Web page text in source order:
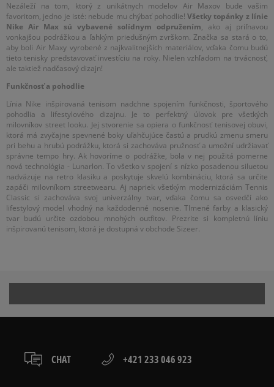
Nezáleží na tom, ktorý z unikátnych modelov Air Maxov bude vašim
favoritom, jedno je isté: nebude mu chýbať pohodlie! Všetky topánky z línie
Nike Air Max sú vybavené solídnym odpružením, ako aj priľnavou
vonkajšou podrážkou a ľahkým priedušným zvrškom. Značka sa stará o to,
aby boli Air Maxy vyrobené z najkvalitnejších materiálov, vďaka čomu budú
tieto tenisky predstavovať investíciu na roky. Nielen vzhľadom na trvácnosť,
ale taktiež nadčasový dizajn!
Funkčnosť a pohodlie
Línia Nike inšpirovaná tenisom nadchne spojením funkčnosti, športového
pohodlia a lifestylového dizajnu. Je to perfektný úlovok pre všetkých
milovníkov street looku. Jej stvorenie sa opiera o funkčnosť tenisovej obuvi,
ktorá má zvyčajne spevnené boky uľahčujúce častú a prudkú zmenu smeru
pri behu a hrubú podrážku, ktorá si zachováva pružnosť a umožní udržiavať
správne tempo hry. Ak hovoríme o podrážke, bola v nej použitá pomerne
nová technológia - Lunarlon. To všetko v spojení s nízko posadenou siluetou
nadväzuje na retro klasiku a poskytuje skvelú kombináciu, ktorá sa určite
zapáči milovníkom streetwearu. Aj napriek všetkým modernizáciám Tennis
Classic si zachováva svoj univerzálny tvar, vďaka čomu sa osvedčí ako
lifestylový model vhodný na každodenné nosenie. Tlmené farby a klasický
tvar budú určite ozdobou mnohých outfitov. Prezrite si kompletnú líniu
inšpirovanú tenisom, ktorá je dostupná v obchode Sizeer.
CHAT +421 233 046 923